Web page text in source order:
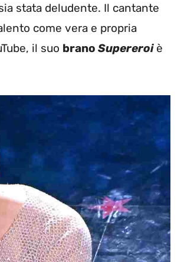
stata deludente. Il cantante
come vera e propria
il suo brano Supereroiè